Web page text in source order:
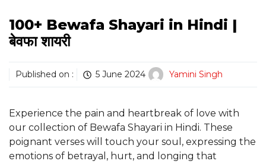
100+ Bewafa Shayari in Hindi |
बेवफा शायरी
Published on : 5 June 2024 Yamini Singh
Experience the pain and heartbreak of love with
our collection of Bewafa Shayari in Hindi. These
poignant verses will touch your soul, expressing the
emotions of betrayal, hurt, and longing that